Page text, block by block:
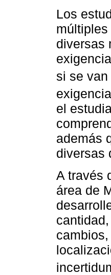
Los
diversas
si se
el
además
diversas
A través
área de